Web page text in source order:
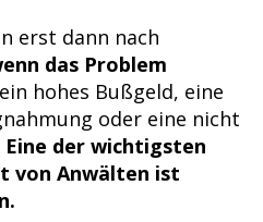
erst dann nach
das Problem
hohes Bußgeld, eine
oder eine nicht
Eine der wichtigsten
von Anwälten ist